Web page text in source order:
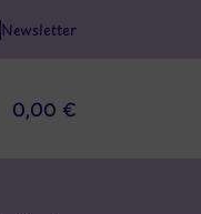
Newsletter
0,00 €